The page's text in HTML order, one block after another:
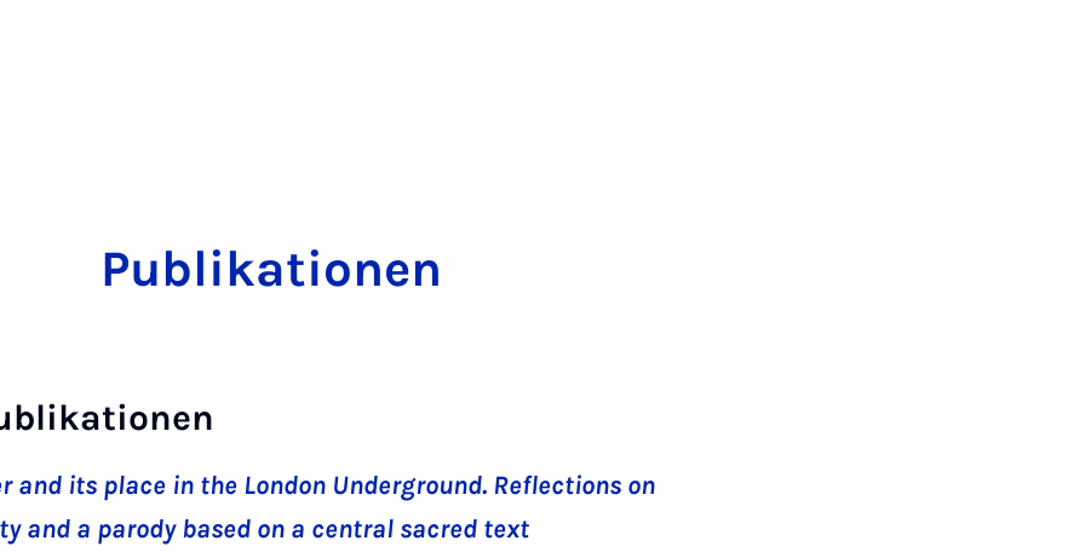
Publikationen
and its place in the London Underground. Reflections on
and a parody based on a central sacred text